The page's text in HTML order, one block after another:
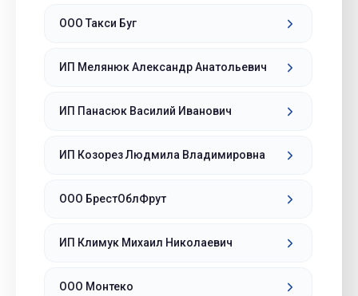
ООО Такси Буг
ИП Мелянюк Александр Анатольевич
ИП Панасюк Василий Иванович
ИП Козорез Людмила Владимировна
ООО БрестОблФрут
ИП Климук Михаил Николаевич
ООО Монтеко